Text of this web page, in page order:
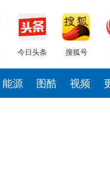
今日头条 搜狐号
能源 图酷 视频